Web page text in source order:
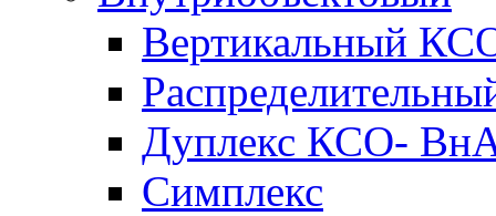
Вертикальный
Дуплекс КСО-
Симплекс